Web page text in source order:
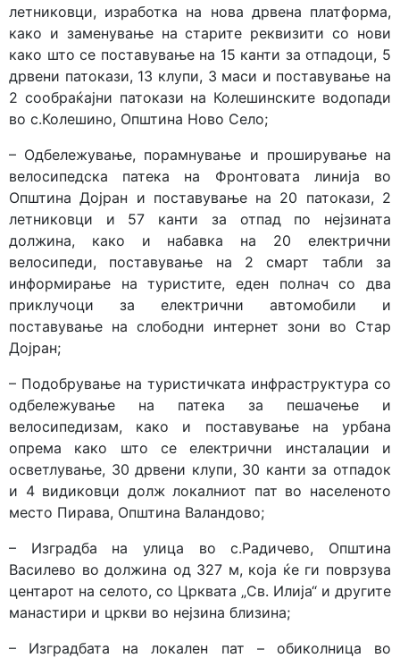
летниковци, изработка на нова дрвена платформа,
како и заменување на старите реквизити со нови
како што се поставување на 15 канти за отпадоци, 5
дрвени патокази, 13 клупи, 3 маси и поставување на
2 сообраќајни патокази на Колешинските водопади
во с.Колешино, Општина Ново Село;
– Одбележување, порамнување и проширување на
велосипедска патека на Фронтовата линија во
Општина Дојран и поставување на 20 патокази, 2
летниковци и 57 канти за отпад по нејзината
должина, како и набавка на 20 електрични
велосипеди, поставување на 2 смарт табли за
информирање на туристите, еден полнач со два
приклучоци за електрични автомобили и
поставување на слободни интернет зони во Стар
Дојран;
– Подобрување на туристичката инфраструктура со
одбележување на патека за пешачење и
велосипедизам, како и поставување на урбана
опрема како што се електрични инсталации и
осветлување, 30 дрвени клупи, 30 канти за отпадок
и 4 видиковци долж локалниот пат во населеното
место Пирава, Општина Валандово;
– Изградба на улица во с.Радичево, Општина
Василево во должина од 327 м, која ќе ги поврзува
центарот на селото, со Црквата „Св. Илија“ и другите
манастири и цркви во нејзина близина;
– Изградбата на локален пат – обиколница во